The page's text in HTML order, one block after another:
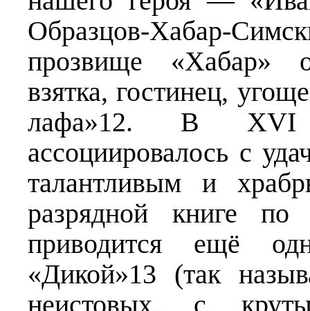
Образцов-Хабар-
прозвище «Хабар»
взятка, гостинец,
лафа»12. В XVI
ассоциировалось с
талантливым и
разрядной книге
приводится ещё
«Дикой»13 (так
неистовых, с